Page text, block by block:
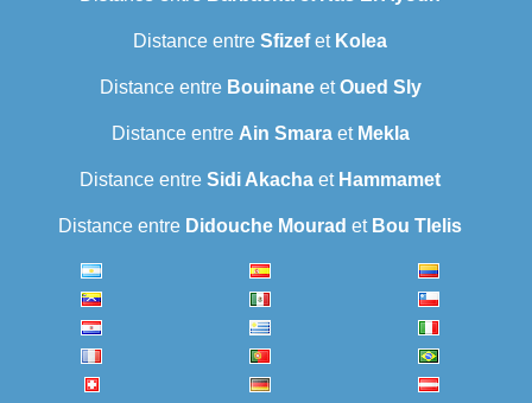
Distance entre Sfizefet Kolea
Distance entre BouinaneetOued Sly
Distance entre Ain Smaraet Mekla
Distance entre Sidi Akacha et Hammamet
Distance entre Didouche Mourad et Bou Tlelis